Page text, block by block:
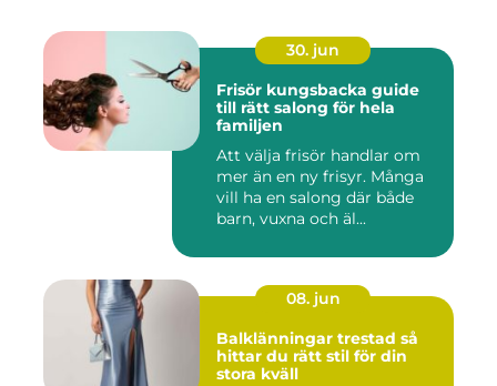
30. jun
Frisör kungsbacka guide
till rätt salong för hela
familjen
Att välja frisör handlar om
mer än en ny frisyr. Många
vill ha en salong där både
barn, vuxna och äl...
08. jun
Balklänningar trestad så
hittar du rätt stil för din
stora kväll